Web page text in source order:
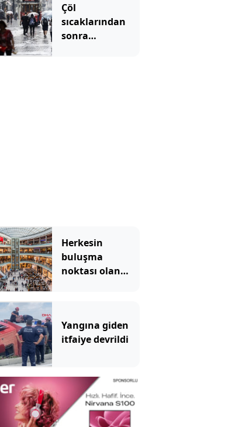
Çöl
sıcaklarından
sonra
Herkesin
buluşma
noktası olan
Yangına giden
itfaiye devrildi